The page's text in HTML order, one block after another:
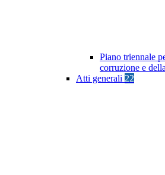
Piano triennale
corruzione e
Atti generali 22